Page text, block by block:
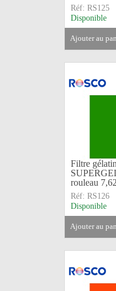
Réf: RS125
Disponible
ajouter au
Filtre
rouleau
Réf: RS126
Disponible
ajouter au